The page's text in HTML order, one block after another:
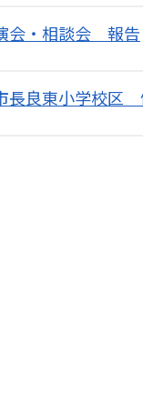
会・相談会 報告
長良東小学校